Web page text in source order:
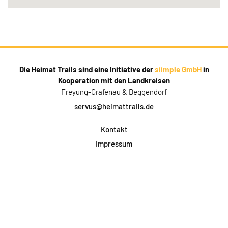
Die Heimat Trails sind eine Initiative dersiimple GmbHin
Kooperation mit den Landkreisen
Freyung-Grafenau & Deggendorf
servus@heimattrails.de
Kontakt
Impressum